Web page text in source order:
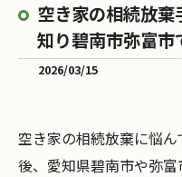
空き家の相続放棄
知り碧南市弥富
2026/03/15
空き家の相続放棄に悩
後、愛知県碧南市や弥富